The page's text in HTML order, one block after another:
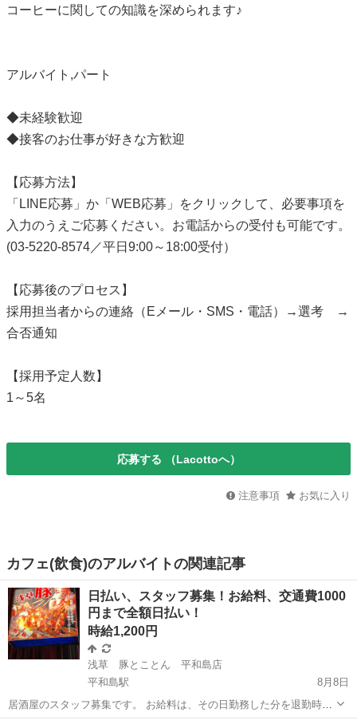
コーヒーに関しての知識を深められます♪
アルバイト,パート
◆未経験歓迎
◆接客のお仕事が好きな方歓迎
【応募方法】
「LINE応募」か「WEB応募」をクリックして、必要事項を
入力のうえご応募ください。お電話からの受付も可能です。
(03-5220-8574／平日9:00～18:00受付）
【応募後のプロセス】
採用担当者からの連絡（Eメール・SMS・電話）→選考 →
合否通知
【採用予定人数】
1～5名
応募する （Lacottoへ）
注意事項 お気に入り
カフェ(飲食)のアルバイトの関連記事
日払い、スタッフ募集！お給料、交通費1000
円まで全額日払い！
時給1,200円
浅草 豚とことん 平和島店
平和島駅
8月8日
居酒屋のスタッフ募集です。 お給料は、その日勤務した分を退勤時に